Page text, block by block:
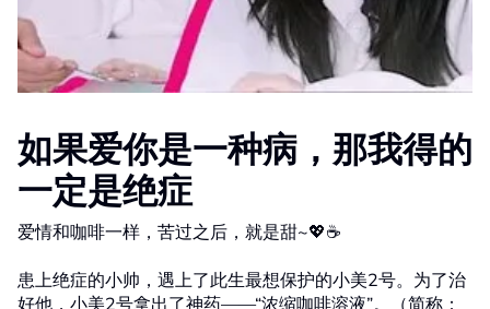
如果爱你是一种病，那我得的
一定是绝症
爱情和咖啡一样，苦过之后，就是甜~💖☕
患上绝症的小帅，遇上了此生最想保护的小美2号。为了治
好他，小美2号拿出了神药——“浓缩咖啡溶液”。（简称：